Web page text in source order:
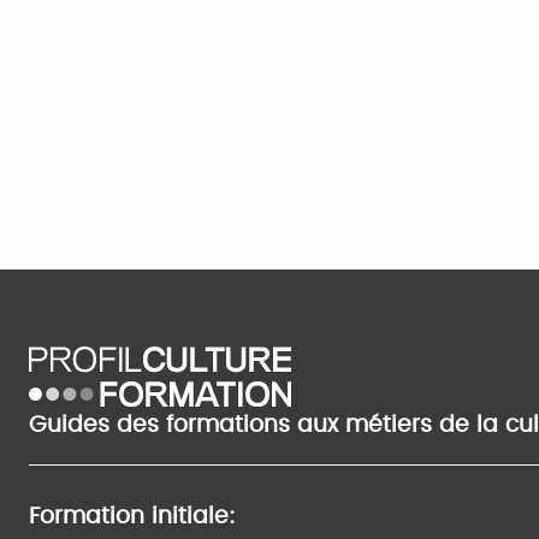
Guides des formations aux métiers de la
Formation initiale: